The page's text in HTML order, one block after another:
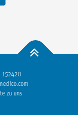
152420
zu uns